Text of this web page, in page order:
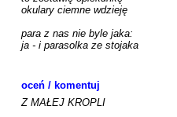
okulary ciemne wdzieję
para z nas nie byle jaka:
ja - i parasolka ze stojaka
oceń / komentuj
Z MAŁEJ KROPLI